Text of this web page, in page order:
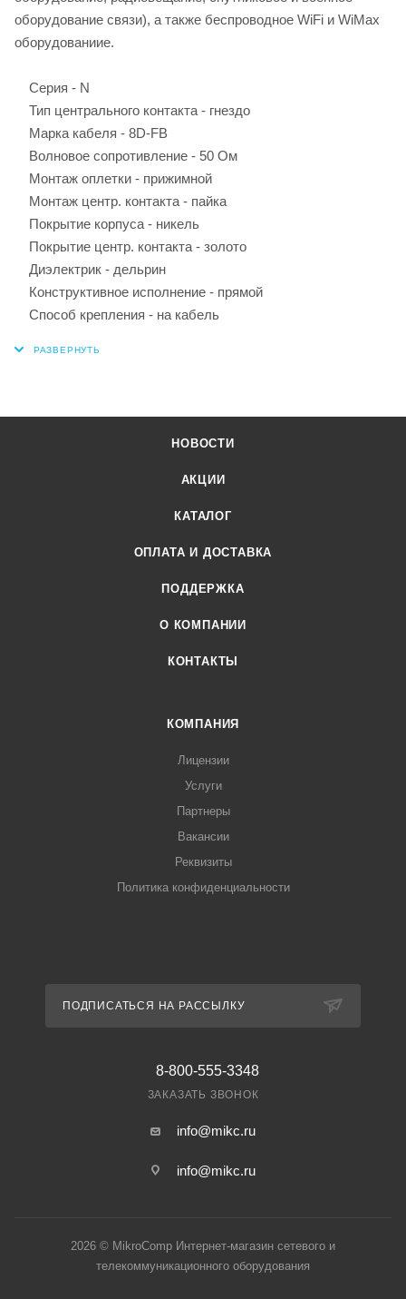
оборудование связи), а также беспроводное WiFi и WiMax
оборудованиие.
Серия - N
Тип центрального контакта - гнездо
Марка кабеля - 8D-FB
Волновое сопротивление - 50 Ом
Монтаж оплетки - прижимной
Монтаж центр. контакта - пайка
Покрытие корпуса - никель
Покрытие центр. контакта - золото
Диэлектрик - дельрин
Конструктивное исполнение - прямой
Способ крепления - на кабель
НОВОСТИ
АКЦИИ
КАТАЛОГ
ОПЛАТА И ДОСТАВКА
ПОДДЕРЖКА
О КОМПАНИИ
КОНТАКТЫ
КОМПАНИЯ
Лицензии
Услуги
Партнеры
Вакансии
Реквизиты
Политика конфиденциальности
ПОДПИСАТЬСЯ НА РАССЫЛКУ
8-800-555-3348
ЗАКАЗАТЬ ЗВОНОК
info@mikc.ru
info@mikc.ru
2026 © MikroComp Интернет-магазин сетевого и
телекоммуникационного оборудования